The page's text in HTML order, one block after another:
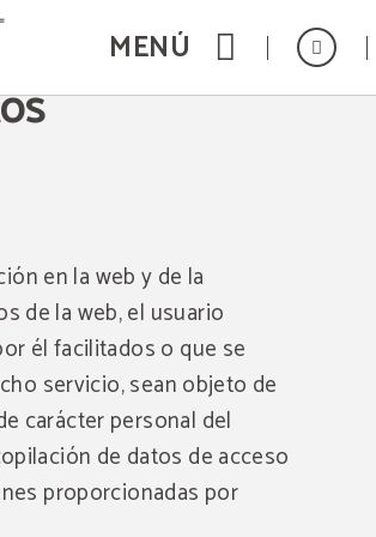
MENÚ
en la web y de la
de la web, el usuario
él facilitados o que se
servicio, sean objeto de
carácter personal del
de datos de acceso
proporcionadas por